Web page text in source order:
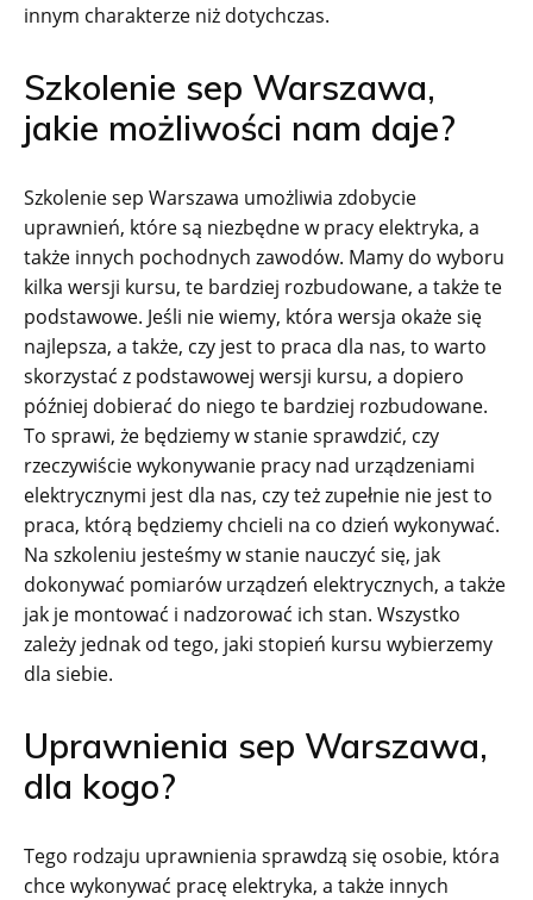
innym charakterze niż dotychczas.
Szkolenie sep Warszawa,
jakie możliwości nam daje?
Szkolenie sep Warszawa umożliwia zdobycie
uprawnień, które są niezbędne w pracy elektryka, a
także innych pochodnych zawodów. Mamy do wyboru
kilka wersji kursu, te bardziej rozbudowane, a także te
podstawowe. Jeśli nie wiemy, która wersja okaże się
najlepsza, a także, czy jest to praca dla nas, to warto
skorzystać z podstawowej wersji kursu, a dopiero
później dobierać do niego te bardziej rozbudowane.
To sprawi, że będziemy w stanie sprawdzić, czy
rzeczywiście wykonywanie pracy nad urządzeniami
elektrycznymi jest dla nas, czy też zupełnie nie jest to
praca, którą będziemy chcieli na co dzień wykonywać.
Na szkoleniu jesteśmy w stanie nauczyć się, jak
dokonywać pomiarów urządzeń elektrycznych, a także
jak je montować i nadzorować ich stan. Wszystko
zależy jednak od tego, jaki stopień kursu wybierzemy
dla siebie.
Uprawnienia sep Warszawa,
dla kogo?
Tego rodzaju uprawnienia sprawdzą się osobie, która
chce wykonywać pracę elektryka, a także innych